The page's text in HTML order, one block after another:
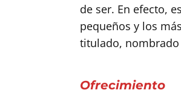
de ser. En efecto,
pequeños y los
titulado, nombrado
Ofrecimiento